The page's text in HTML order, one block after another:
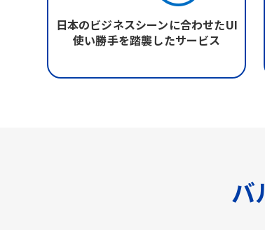
日本のビジネスシーンに合わせたUI
使い勝手を踏襲したサービス
バ